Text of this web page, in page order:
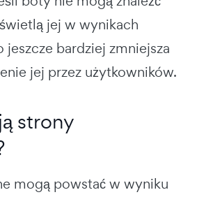
jej w wynikach
jeszcze bardziej zmniejsza
jej przez użytkowników.
strony
mogą powstać w wyniku